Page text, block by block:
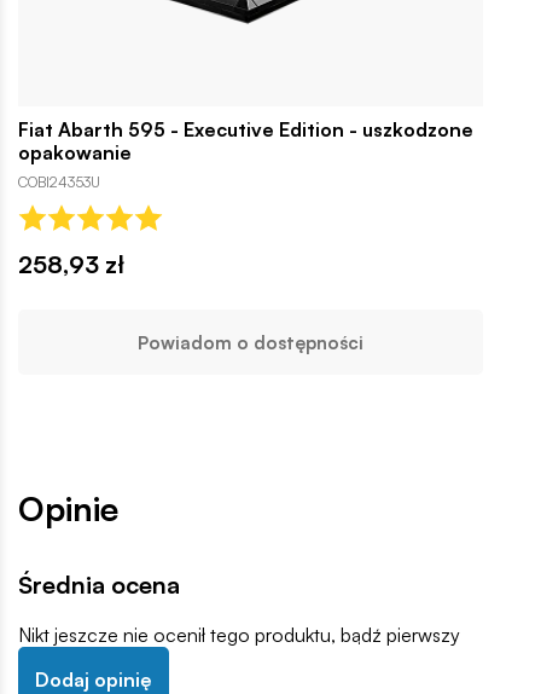
Fiat Abarth 595 - Executive Edition - uszkodzone
opakowanie
COBI24353U
258,93 zł
Powiadom o dostępności
Opinie
Średnia ocena
Nikt jeszcze nie ocenił tego produktu, bądź pierwszy
Dodaj opinię